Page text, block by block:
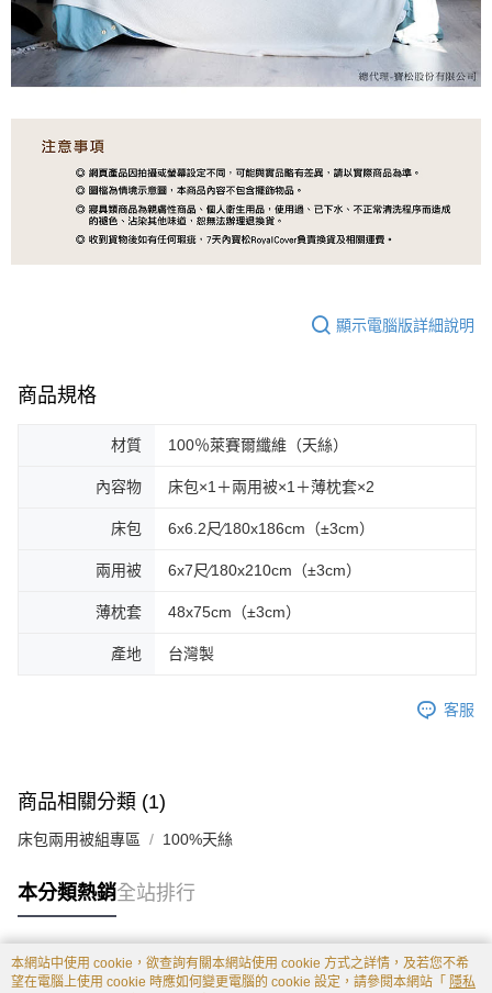
顯示電腦版詳細說明
商品規格
材質 100％萊賽爾纖維（天絲）
內容物 床包×1＋兩用被×1＋薄枕套×2
床包 6x6.2尺∕180x186cm（±3cm）
兩用被 6x7尺∕180x210cm（±3cm）
薄枕套 48x75cm（±3cm）
產地 台灣製
客服
商品相關分類 (1)
床包兩用被組專區 100%天絲
本分類熱銷全站排行
熱門標籤
本網站中使用 cookie，欲查詢有關本網站使用 cookie 方式之詳情，及若您不希
望在電腦上使用 cookie 時應如何變更電腦的 cookie 設定，請參閱本網站「 隱私